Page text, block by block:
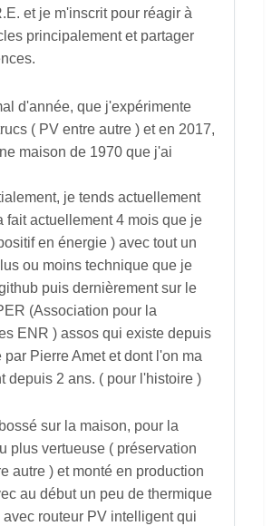
et je m'inscrit pour réagir à
principalement et partager
d'année, que j'expérimente
( PV entre autre ) et en 2017,
maison de 1970 que j'ai
je tends actuellement
fait actuellement 4 mois que je
en énergie ) avec tout un
ou moins technique que je
puis dernièrement sur le
(Association pour la
ENR ) assos qui existe depuis
par Pierre Amet et dont l'on ma
depuis 2 ans. ( pour l'histoire )
sur la maison, pour la
plus vertueuse ( préservation
autre ) et monté en production
au début un peu de thermique
avec routeur PV intelligent qui